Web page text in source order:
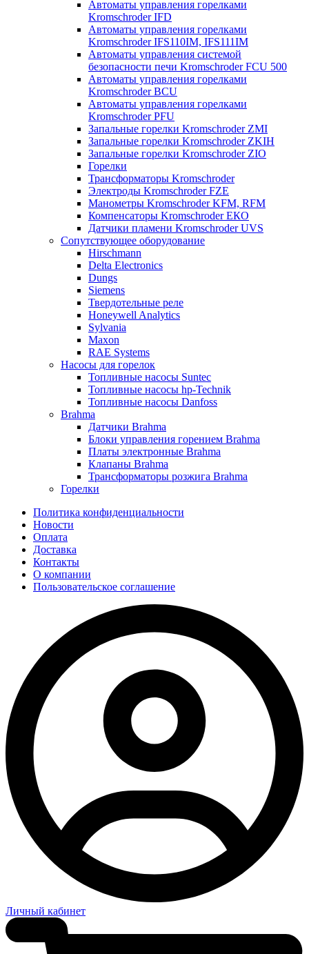
Автоматы управления горелками
Kromschroder IFD
Автоматы управления горелками
Kromschroder IFS110IM, IFS111IM
Автоматы управления системой
безопасности печи Kromschroder FCU 500
Автоматы управления горелками
Kromschroder BCU
Автоматы управления горелками
Kromschroder PFU
Запальные горелки Kromschroder ZМI
Запальные горелки Kromschroder ZKIH
Запальные горелки Kromschroder ZIO
Горелки
Трансформаторы Kromschroder
Электроды Kromschroder FZE
Манометры Kromschroder KFM, RFM
Компенсаторы Kromschroder ЕКО
Датчики пламени Kromschroder UVS
Сопутствующее оборудование
Hirschmann
Delta Electronics
Dungs
Siemens
Твердотельные реле
Honeywell Analytics
Sylvania
Maxon
RAE Systems
Насосы для горелок
Топливные насосы Suntec
Топливные насосы hp-Technik
Топливные насосы Danfoss
Brahma
Датчики Brahma
Блоки управления горением Brahma
Платы электронные Brahma
Клапаны Brahma
Трансформаторы розжига Brahma
Горелки
Политика конфиденциальности
Новости
Оплата
Доставка
Контакты
О компании
Пользовательское соглашение
Личный кабинет